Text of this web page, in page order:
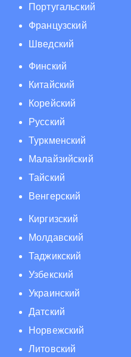
Португальский
Французский
Шведский
Финский
Китайский
Корейский
Русский
Туркменский
Малайзийский
Тайский
Венгерский
Киргизский
Молдавский
Таджикский
Узбекский
Украинский
Датский
Норвежский
Литовский